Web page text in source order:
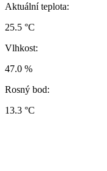
Aktuální teplota:
25.5 °C
Vlhkost:
47.0 %
Rosný bod:
13.3 °C